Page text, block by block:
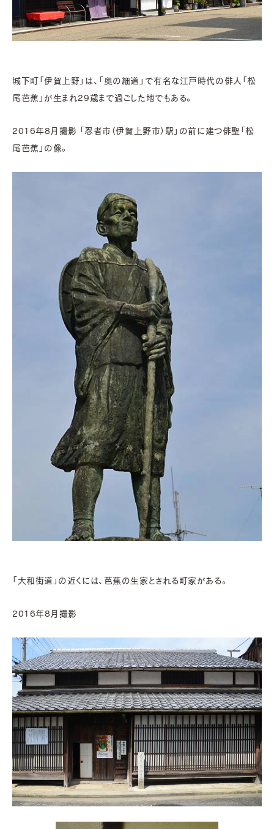
城下町「伊賀上野」は、「奥の細道」で有名な江戸時代の俳人「松
尾芭蕉」が生まれ29歳まで過ごした地でもある。
2016年8月撮影 「忍者市（伊賀上野市）駅」の前に建つ俳聖「松
尾芭蕉」の像。
「大和街道」の近くには、芭蕉の生家とされる町家がある。
2016年8月撮影